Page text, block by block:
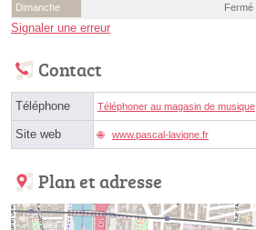
Dimanche
Fermé
Signaler une erreur
Contact
Téléphone Téléphoner au magasin de musique
Site web www.pascal-lavigne.fr
Plan et adresse